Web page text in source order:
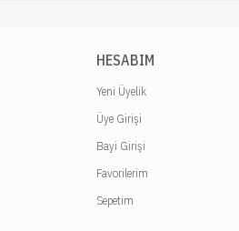
HESABIM
Yeni Üyelik
Üye Girişi
Bayi Girişi
Favorilerim
Sepetim